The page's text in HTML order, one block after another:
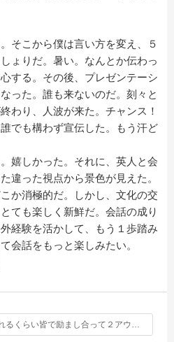
そこから僕は言い方を変え、５
ょりだ。暑い。なんとか伝わっ
する。その後、プレゼンテーシ
った。誰も来ないのだ。刻々と
わり、人波が来た。チャンス！
でも構わず宣伝した。もう汗ど
嬉しかった。それに、英人と会
違った視点から景色が見えた。
か消極的だ。しかし、文化の交
ても楽しく新鮮だ。会話の成り
経験を活かして、もう１歩踏み
会話をもっと楽しみたい。